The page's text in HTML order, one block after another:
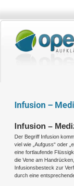
springen
Infusion –
Infusion –
Der Begriff Infusion
viel wie „Aufguss“ oder
eine fortlaufende
die Vene am
Infusionsbesteck zur
durch eine